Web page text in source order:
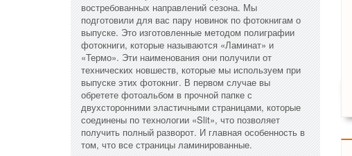
востребованных направлений сезона. Мы
подготовили для вас пару новинок по фотокнигам о
выпуске. Это изготовленные методом полиграфии
фотокниги, которые называются «Ламинат» и
«Термо». Эти наименования они получили от
технических новшеств, которые мы используем при
выпуске этих фотокниг. В первом случае вы
обретете фотоальбом в прочной папке с
двухсторонними эластичными страницами, которые
соединены по технологии «Slit», что позволяет
получить полный разворот. И главная особенность в
том, что все страницы ламинированные.